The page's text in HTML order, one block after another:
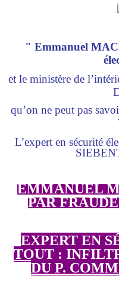
" Emmanuel
et le ministère de
qu’on ne peut pas
L’expert en sécurité
EMMANUEL
PAR
EXPERT EN
TOUT :
DU P.